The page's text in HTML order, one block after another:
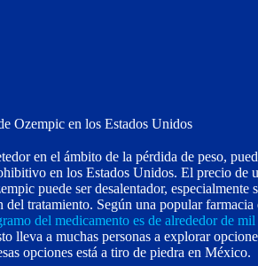
Ozempic en los Estados Unidos
en el ámbito de la pérdida de peso,
en los Estados Unidos. El precio de
puede ser desalentador, especialmente
del tratamiento. Según una popular farmacia
del medicamento es de alrededor de mil
lleva a muchas personas a explorar
opciones está a tiro de piedra en México.